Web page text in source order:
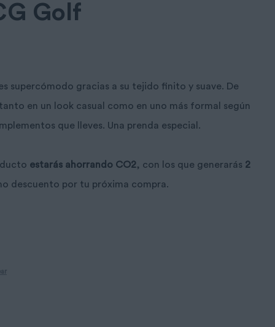
Golf
supercómodo gracias a su tejido finito y suave. De
en un look casual como en uno más formal según
que lleves. Una prenda especial.
estarás ahorrando CO2, con los que generarás 2
descuento por tu próxima compra.